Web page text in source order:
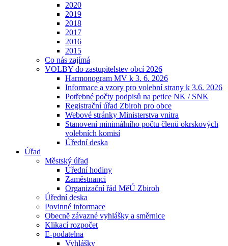
2020
2019
2018
2017
2016
2015
Co nás zajímá
VOLBY do zastupitelstev obcí 2026
Harmonogram MV k 3. 6. 2026
Informace a vzory pro volební strany k 3.6. 2026
Potřebné počty podpisů na petice NK / SNK
Registrační úřad Zbiroh pro obce
Webové stránky Ministerstva vnitra
Stanovení minimálního počtu členů okrskových
volebních komisí
Úřední deska
Úřad
Městský úřad
Úřední hodiny
Zaměstnanci
Organizační řád MěÚ Zbiroh
Úřední deska
Povinné informace
Obecně závazné vyhlášky a směrnice
Klikací rozpočet
E-podatelna
Vyhlášky